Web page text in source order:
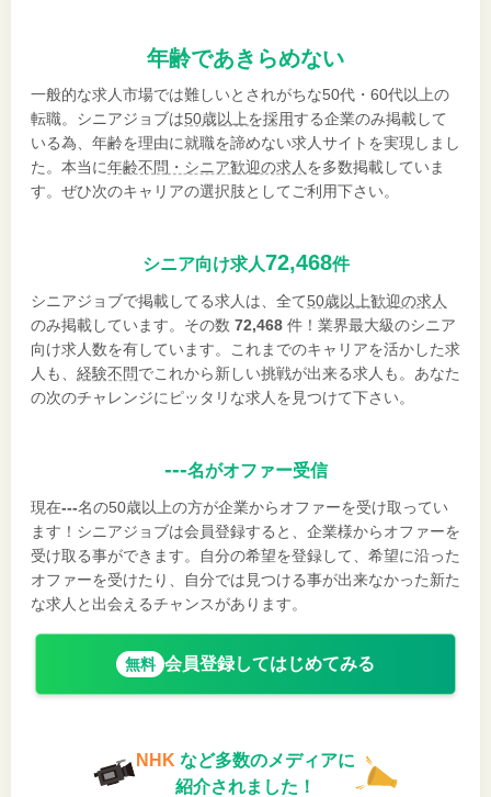
年齢であきらめない
一般的な求人市場では難しいとされがちな50代・60代以上の
転職。シニアジョブは50歳以上を採用する企業のみ掲載して
いる為、年齢を理由に就職を諦めない求人サイトを実現しまし
た。本当に年齢不問・シニア歓迎の求人 を多数掲載していま
す。ぜひ次のキャリアの選択肢としてご利用下さい。
シニア向け求人72,468件
シニアジョブで掲載してる求人は、全て50歳以上歓迎の求人
のみ掲載しています。その数 72,468 件！業界最大級のシニア
向け求人数を有しています。これまでのキャリアを活かした求
人も、 経験不問でこれから新しい挑戦が出来る求人も。あなた
の次のチャレンジにピッタリな求人を見つけて下さい。
---名がオファー受信
現在---名の50歳以上の方が企業からオファーを受け取ってい
ます！シニアジョブは会員登録すると、企業様からオファーを
受け取る事ができます。自分の希望を登録して、希望に沿った
オファーを受けたり、自分では見つける事が出来なかった新た
な求人と出会えるチャンスがあります。
無料 会員登録してはじめてみる
NHK など多数のメディアに
紹介されました！